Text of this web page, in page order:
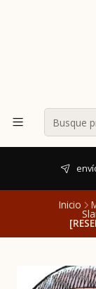
Inicio